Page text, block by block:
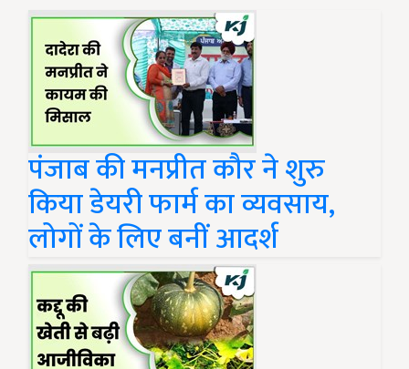
पंजाब की मनप्रीत कौर ने शुरु
किया डेयरी फार्म का व्यवसाय,
लोगों के लिए बनीं आदर्श